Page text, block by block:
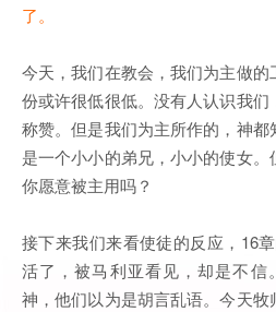
了。
今天，我们在教会，我们为主做
份或许很低很低。没有人认识我
称赞。但是我们为主所作的，神
是一个小小的弟兄，小小的使女。
你愿意被主用吗？
接下来我们来看使徒的反应，16
活了，被马利亚看见，却是不信
神，他们以为是胡言乱语。今天